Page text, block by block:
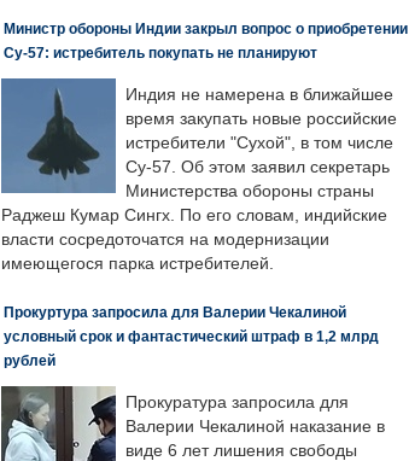
Министр обороны Индии закрыл вопрос о приобретении
Су-57: истребитель покупать не планируют
Индия не намерена в ближайшее
время закупать новые российские
истребители "Сухой", в том числе
Су-57. Об этом заявил секретарь
Министерства обороны страны
Раджеш Кумар Сингх. По его словам, индийские
власти сосредоточатся на модернизации
имеющегося парка истребителей.
Прокуртура запросила для Валерии Чекалиной
условный срок и фантастический штраф в 1,2 млрд
рублей
Прокуратура запросила для
Валерии Чекалиной наказание в
виде 6 лет лишения свободы